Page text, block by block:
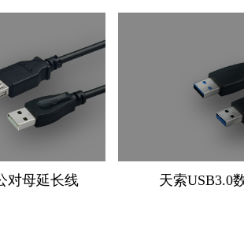
对母延长线 天索USB3.0